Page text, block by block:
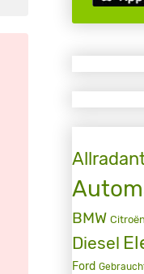
BMW Citroën
Diesel
Ford